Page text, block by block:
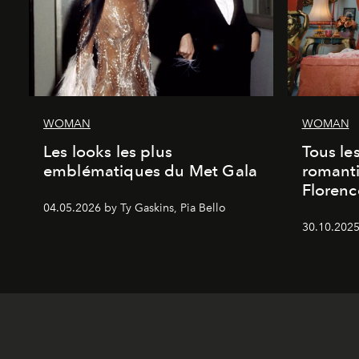
WOMAN
Les looks les plus
emblématiques du Met Gala
04.05.2026 by Ty Gaskins, Pia Bello
WOMAN
Tous